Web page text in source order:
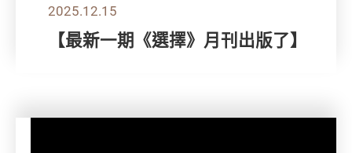
2025.12.15
【最新一期《選擇》月刊出版了】